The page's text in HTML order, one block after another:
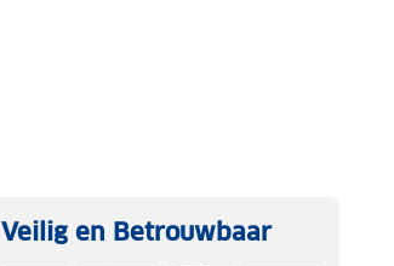
Veilig en Betrouwbaar